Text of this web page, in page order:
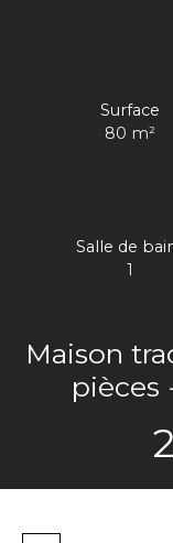
Surface
80 m²
Salle de
1
Maison
pièces